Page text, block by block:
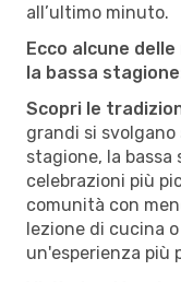
all’ultimo minuto.
Ecco alcune
la bassa
Scopri le
grandi si
stagione, la
celebrazioni più
comunità con
lezione di cucina
un'esperienza più